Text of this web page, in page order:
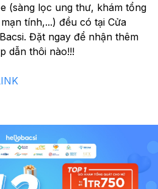
(sàng lọc ung thư, khám tổng
tính,...) đều có tại Cửa
Đặt ngay để nhận thêm
dẫn thôi nào!!!